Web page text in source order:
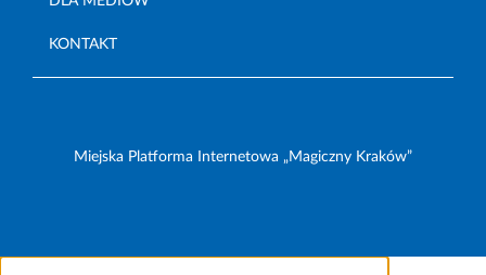
KONTAKT
Miejska Platforma Internetowa „Magiczny Kraków”